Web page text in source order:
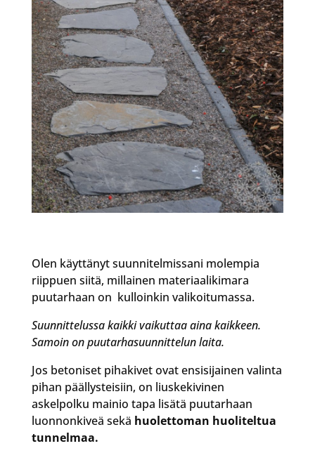
Olen käyttänyt suunnitelmissani molempia
riippuen siitä, millainen materiaalikimara
puutarhaan on kulloinkin valikoitumassa.
Suunnittelussa kaikki vaikuttaa aina kaikkeen.
Samoin on puutarhasuunnittelun laita.
Jos betoniset pihakivet ovat ensisijainen valinta
pihan päällysteisiin, on liuskekivinen
askelpolku mainio tapa lisätä puutarhaan
luonnonkiveä sekä huolettoman huoliteltua
tunnelmaa.